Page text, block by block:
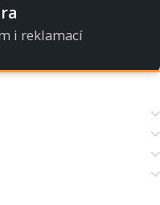
i reklamací